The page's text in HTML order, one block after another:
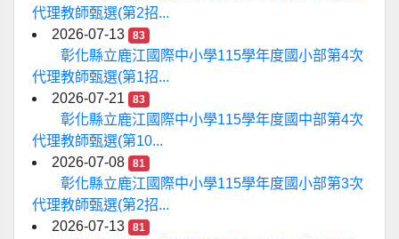
代理教師甄選(第2招...
2026-07-13
83
彰化縣立鹿江國際中小學115學年度國小部第4次
代理教師甄選(第1招...
2026-07-21
83
彰化縣立鹿江國際中小學115學年度國中部第4次
代理教師甄選(第10...
2026-07-08
81
彰化縣立鹿江國際中小學115學年度國小部第3次
代理教師甄選(第2招...
2026-07-13
81